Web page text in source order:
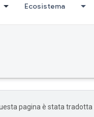
Ecosistema
pagina è stata tradotta